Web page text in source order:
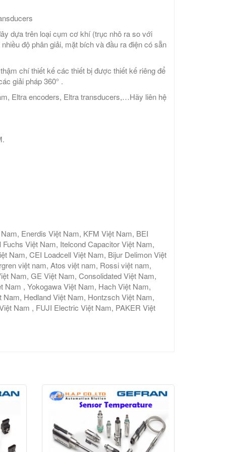
dựa trên loại cụm cơ khí (trục nhô ra so với
độ phân giải, mặt bích và đầu ra điện có sẵn
chí thiết kế các thiết bị được thiết kế riêng để
giải pháp 360° .
Eltra encoders, Eltra transducers,…Hãy liên hệ
Enerdis Việt Nam, KFM Việt Nam, BEI
Việt Nam, Itelcond Capacitor Việt Nam,
Nam, CEI Loadcell Việt Nam, Bijur Delimon Việt
việt nam, Atos việt nam, Rossi việt nam,
Nam, GE Việt Nam, Consolidated Việt Nam,
, Yokogawa Việt Nam, Hach Việt Nam,
Hedland Việt Nam, Hontzsch Việt Nam,
Nam , FUJI Electric Việt Nam, PAKER Việt